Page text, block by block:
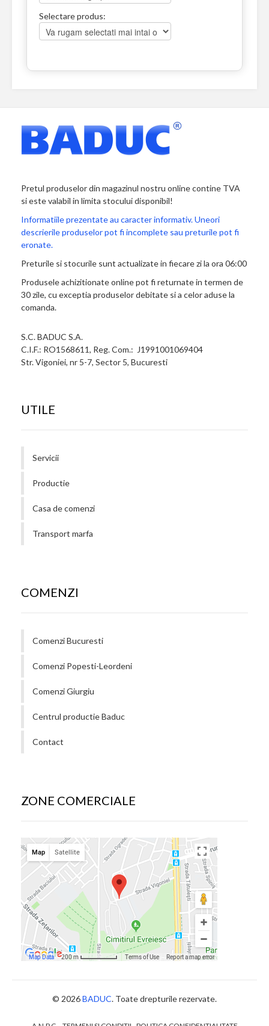
Selectare produs:
Pretul produselor din magazinul nostru online contine TVA
si este valabil in limita stocului disponibil!
Informatiile prezentate au caracter informativ. Uneori
descrierile produselor pot fi incomplete sau preturile pot fi
eronate.
Preturile si stocurile sunt actualizate in fiecare zi la ora 06:00
Produsele achizitionate online pot fi returnate in termen de
30 zile, cu exceptia produselor debitate si a celor aduse la
comanda.
S.C. BADUC S.A.
C.I.F.: RO1568611, Reg. Com.: J1991001069404
Str. Vigoniei, nr 5-7, Sector 5, Bucuresti
UTILE
Servicii
Productie
Casa de comenzi
Transport marfa
COMENZI
Comenzi Bucuresti
Comenzi Popesti-Leordeni
Comenzi Giurgiu
Centrul productie Baduc
Contact
ZONE COMERCIALE
© 2026BADUC. Toate drepturile rezervate.